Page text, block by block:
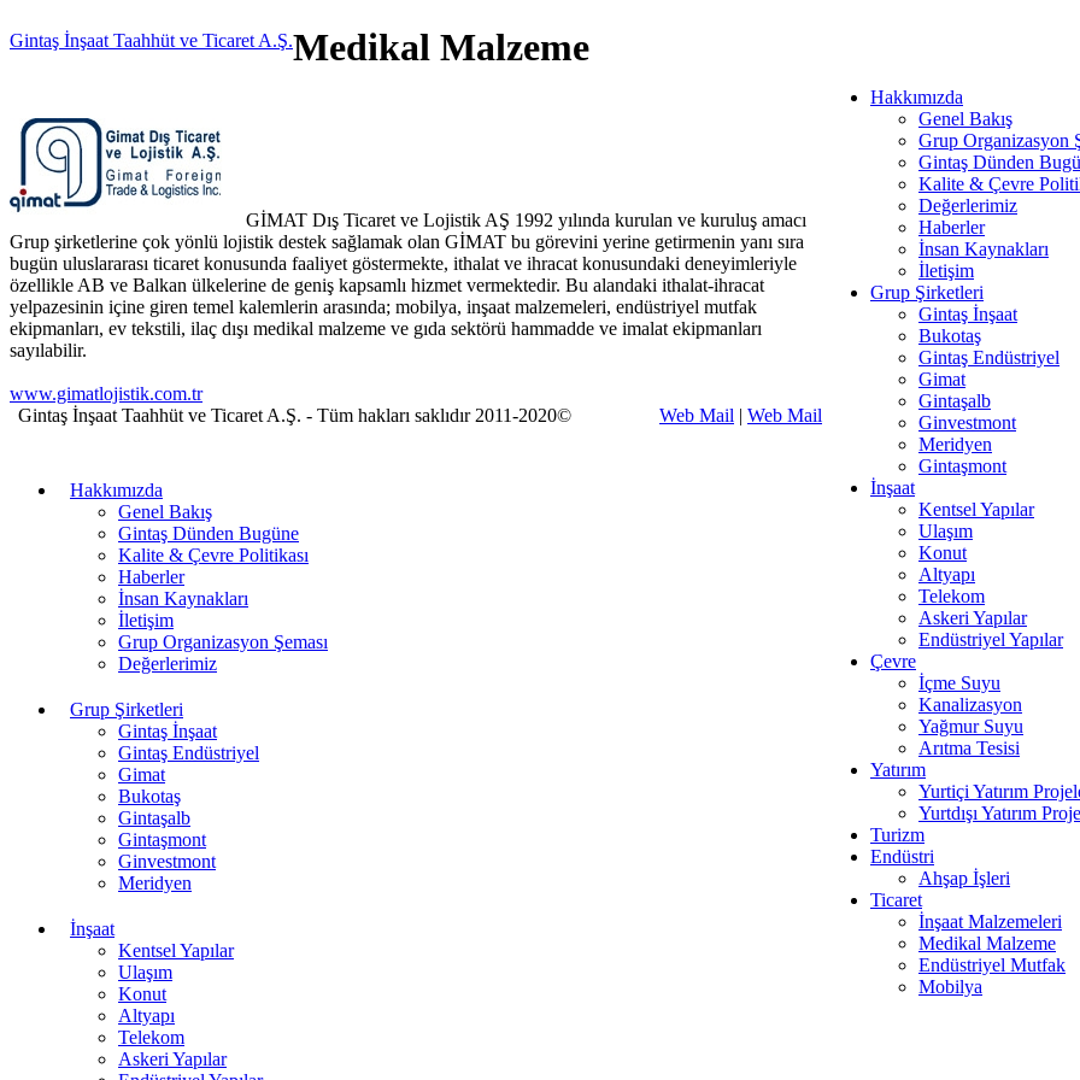
Gintaş İnşaat Taahhüt ve Ticaret A.Ş.
Hakkımızda
Genel Bakış
Grup Organizasyon
Gintaş Dünden
Kalite & Çevre
Değerlerimiz
Haberler
İnsan Kaynakları
İletişim
Grup Şirketleri
Gintaş İnşaat
Bukotaş
Gintaş Endüstriyel
Gimat
Gintaşalb
Ginvestmont
Meridyen
Gintaşmont
İnşaat
Kentsel Yapılar
Ulaşım
Konut
Altyapı
Telekom
Askeri Yapılar
Endüstriyel Yapılar
Çevre
İçme Suyu
Kanalizasyon
Yağmur Suyu
Arıtma Tesisi
Yatırım
Yurtiçi Yatırım
Yurtdışı Yatırım
Turizm
Endüstri
Ahşap İşleri
Ticaret
İnşaat Malzemeleri
Medikal Malzeme
Endüstriyel Mutfak
Mobilya
Medikal Malzeme
GİMAT Dış Ticaret ve Lojistik AŞ 1992 yılında kurulan ve kuruluş amacı
Grup şirketlerine çok yönlü lojistik destek sağlamak olan GİMAT bu görevini yerine getirmenin yanı sıra
bugün uluslararası ticaret konusunda faaliyet göstermekte, ithalat ve ihracat konusundaki deneyimleriyle
özellikle AB ve Balkan ülkelerine de geniş kapsamlı hizmet vermektedir. Bu alandaki ithalat-ihracat
yelpazesinin içine giren temel kalemlerin arasında; mobilya, inşaat malzemeleri, endüstriyel mutfak
ekipmanları, ev tekstili, ilaç dışı medikal malzeme ve gıda sektörü hammadde ve imalat ekipmanları
sayılabilir.
www.gimatlojistik.com.tr
Web Mail | Web Mail
Gintaş İnşaat Taahhüt ve Ticaret A.Ş. - Tüm hakları saklıdır 2011-2020©
Hakkımızda
Genel Bakış
Gintaş Dünden Bugüne
Kalite & Çevre Politikası
Haberler
İnsan Kaynakları
İletişim
Grup Organizasyon Şeması
Değerlerimiz
Grup Şirketleri
Gintaş İnşaat
Gintaş Endüstriyel
Gimat
Bukotaş
Gintaşalb
Gintaşmont
Ginvestmont
Meridyen
İnşaat
Kentsel Yapılar
Ulaşım
Konut
Altyapı
Telekom
Askeri Yapılar